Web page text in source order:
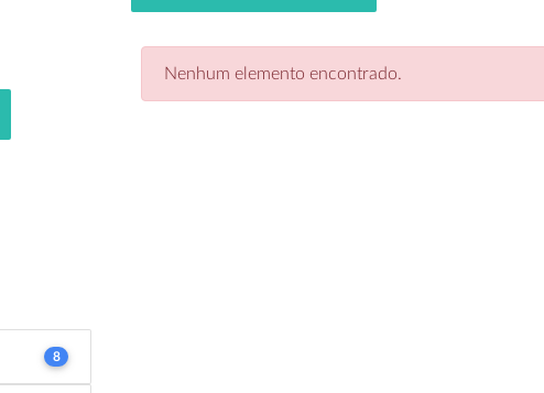
8
Nenhum elemento encontrado.